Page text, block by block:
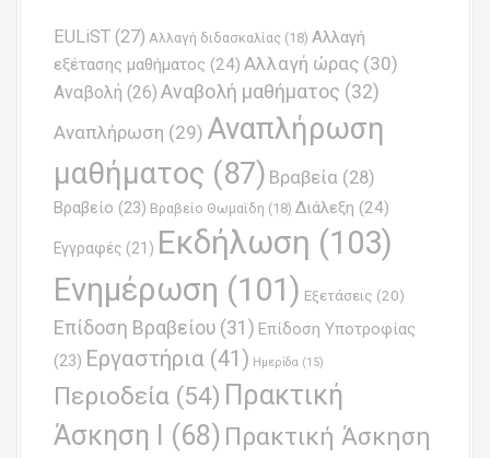
EULiST (27) Αλλαγή διδασκαλίας (18) Αλλαγή
εξέτασης μαθήματος (24) Αλλαγή ώρας (30)
Αναβολή (26) Αναβολή μαθήματος (32)
Αναπλήρωση (29) Αναπλήρωση
μαθήματος (87) Βραβεία (28)
Βραβείο (23) Βραβείο Θωμαϊδη (18) Διάλεξη (24)
Εγγραφές (21) Εκδήλωση (103)
Ενημέρωση (101) Εξετάσεις (20)
Επίδοση Βραβείου (31) Επίδοση Υποτροφίας
(23) Εργαστήρια (41) Ημερίδα (15)
Περιοδεία (54) Πρακτική
Άσκηση Ι
(68) Πρακτική Άσκηση